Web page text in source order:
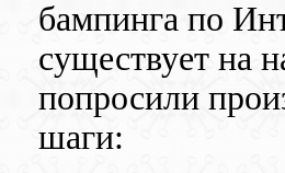
бампинга по
существует на
попросили
шаги: